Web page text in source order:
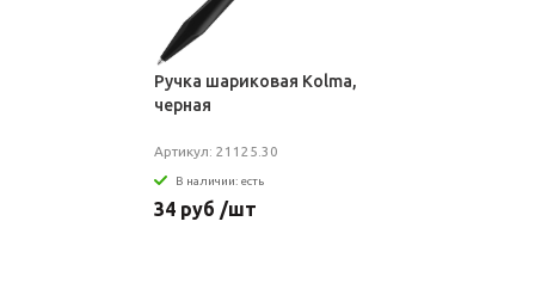
Ручка шариковая Kolma,
черная
Артикул: 21125.30
В наличии: есть
34 руб /шт